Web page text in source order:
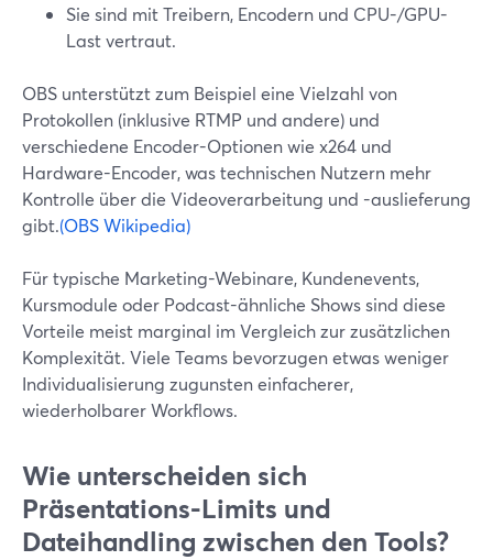
Sie sind mit Treibern, Encodern und CPU-/GPU-
Last vertraut.
OBS unterstützt zum Beispiel eine Vielzahl von
Protokollen (inklusive RTMP und andere) und
verschiedene Encoder-Optionen wie x264 und
Hardware-Encoder, was technischen Nutzern mehr
Kontrolle über die Videoverarbeitung und -auslieferung
gibt.(OBS Wikipedia)
Für typische Marketing-Webinare, Kundenevents,
Kursmodule oder Podcast-ähnliche Shows sind diese
Vorteile meist marginal im Vergleich zur zusätzlichen
Komplexität. Viele Teams bevorzugen etwas weniger
Individualisierung zugunsten einfacherer,
wiederholbarer Workflows.
Wie unterscheiden sich
Präsentations-Limits und
Dateihandling zwischen den Tools?